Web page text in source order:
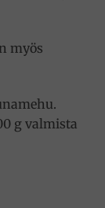
myös
g valmista